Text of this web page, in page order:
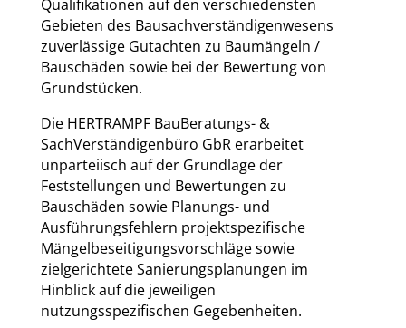
Qualifikationen auf den verschiedensten
Gebieten des Bausachverständigenwesens
zuverlässige Gutachten zu Baumängeln /
Bauschäden sowie bei der Bewertung von
Grundstücken.
Die HERTRAMPF BauBeratungs- &
SachVerständigenbüro GbR erarbeitet
unparteiisch auf der Grundlage der
Feststellungen und Bewertungen zu
Bauschäden sowie Planungs- und
Ausführungsfehlern projektspezifische
Mängelbeseitigungsvorschläge sowie
zielgerichtete Sanierungsplanungen im
Hinblick auf die jeweiligen
nutzungsspezifischen Gegebenheiten.